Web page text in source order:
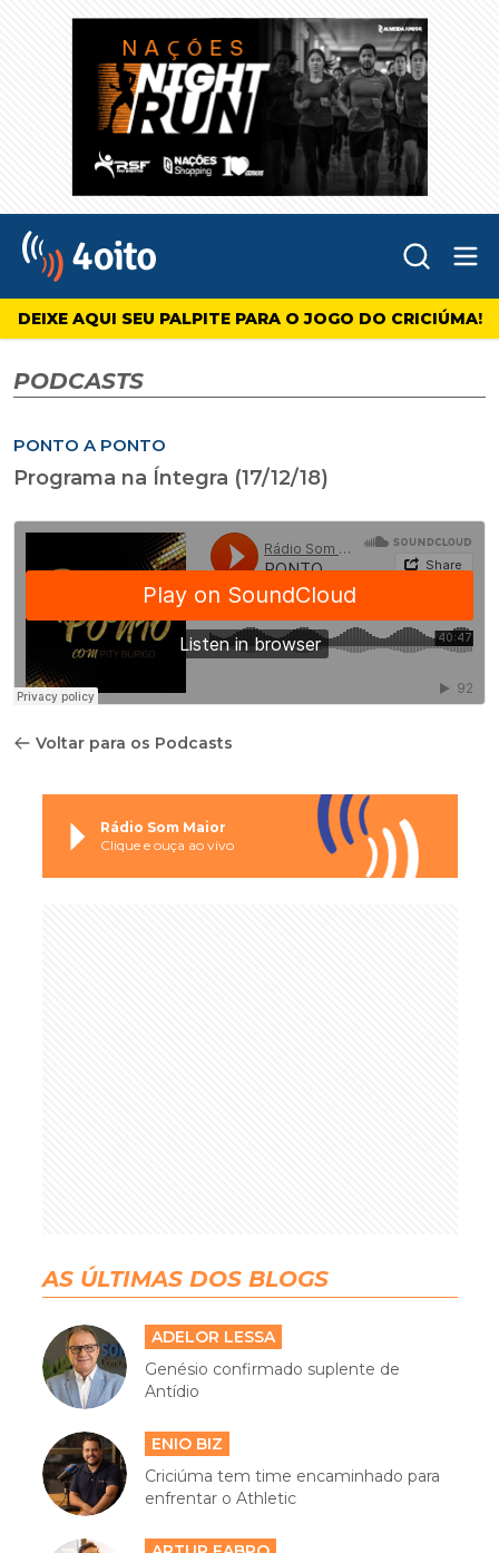
4oito
DEIXE AQUI SEU PALPITE PARA O JOGO DO CRICIÚMA!
PODCASTS
PONTO A PONTO
Programa na Íntegra (17/12/18)
Voltar para os Podcasts
Rádio Som Maior
Clique e ouça ao vivo
AS ÚLTIMAS DOS BLOGS
ADELOR LESSA
Genésio confirmado suplente de
Antídio
ENIO BIZ
Criciúma tem time encaminhado para
enfrentar o Athletic